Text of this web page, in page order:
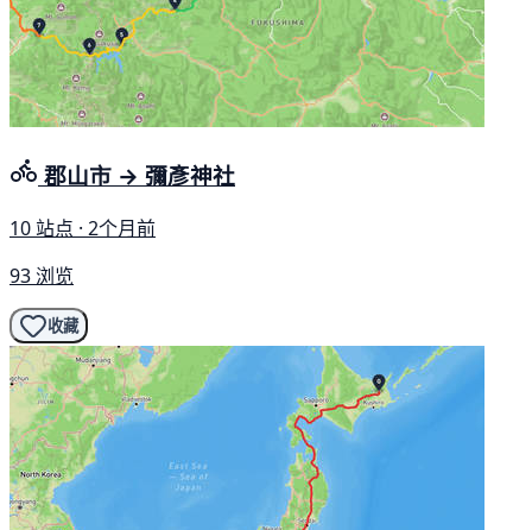
郡山市 → 彌彥神社
10 站点 · 2个月前
93 浏览
收藏